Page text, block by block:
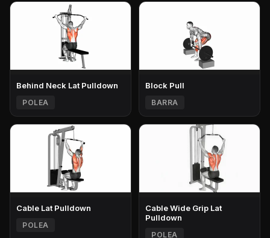
Behind Neck Lat Pulldown
POLEA
Block Pull
BARRA
Cable Lat Pulldown
POLEA
Cable Wide Grip Lat
Pulldown
POLEA